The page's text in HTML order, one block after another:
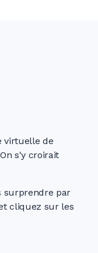
virtuelle de
s'y croirait
surprendre par
cliquez sur les